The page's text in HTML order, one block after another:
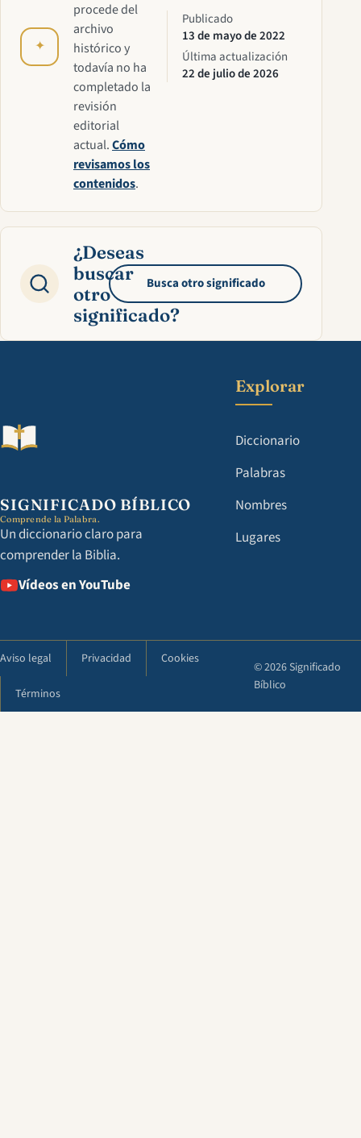
✦
procede del
archivo
histórico y
todavía no ha
completado la
revisión
editorial
actual.Cómo
revisamos los
contenidos.
Publicado
13 de mayo de 2022
Última actualización
22 de julio de 2026
¿Deseas
buscar
otro
significado?
Busca otro significado
SIGNIFICADO BÍBLICO
Comprende la Palabra.
Un diccionario claro para
comprender la Biblia.
Vídeos en YouTube
Explorar
Diccionario
Palabras
Nombres
Lugares
Aviso legal Privacidad Cookies
Términos
© 2026 Significado
Bíblico